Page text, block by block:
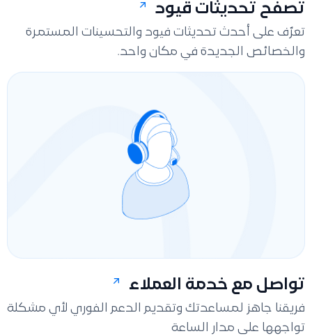
تصفح تحديثات قيود
تعرّف على أحدث تحديثات فيود والتحسينات المستمرة
والخصائص الجديدة في مكان واحد.
تواصل مع خدمة العملاء
فريقنا جاهز لمساعدتك وتقديم الدعم الفوري لأي مشكلة
تواجهها على مدار الساعة